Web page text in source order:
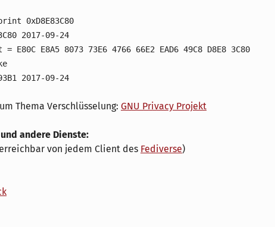
0xD8E83C80
2017-09-24
E8A5 8073 73E6 4766 66E2 EAD6 49C8 D8E8 3C80
2017-09-24
Thema Verschlüsselung: GNU Privacy Projekt
andere Dienste:
von jedem Client des Fediverse)